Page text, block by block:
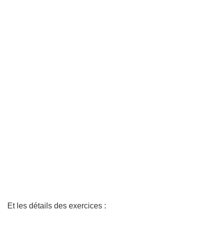
Et les détails des exercices :